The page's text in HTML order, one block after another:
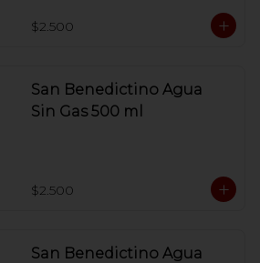
$2.500
San Benedictino Agua
Sin Gas 500 ml
$2.500
San Benedictino Agua